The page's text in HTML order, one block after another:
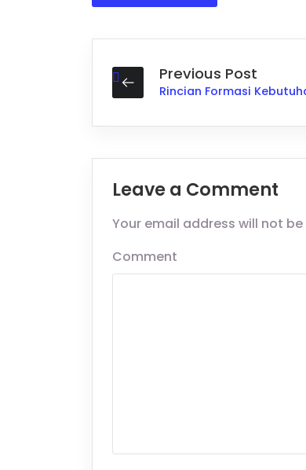
Previous Post
Leave a Comment
Your email address will not
Comment